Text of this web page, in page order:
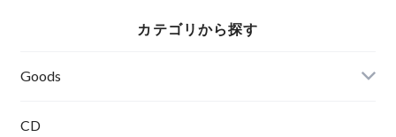
カテゴリから探す
Goods
CD